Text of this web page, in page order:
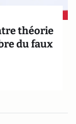
théorie
du faux